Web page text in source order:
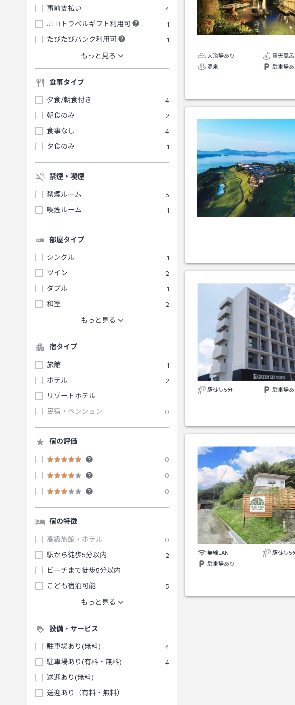
事前支払い
4
JTBトラベルギフト利用可
1
たびたびバンク利用可
1
もっと見る
食事タイプ
夕食/朝食付き
4
朝食のみ
2
食事なし
4
夕食のみ
1
禁煙・喫煙
禁煙ルーム
5
喫煙ルーム
1
部屋タイプ
シングル
1
ツイン
2
ダブル
1
和室
2
もっと見る
宿タイプ
旅館
1
ホテル
2
リゾートホテル
民宿・ペンション
0
宿の評価
0
0
0
宿の特徴
高級旅館・ホテル
0
駅から徒歩5分以内
2
ビーチまで徒歩5分以内
こども宿泊可能
5
もっと見る
設備・サービス
駐車場あり(無料)
4
駐車場あり(有料・無料)
4
送迎あり(無料)
送迎あり（有料・無料）
大浴場あり
露天風呂
温泉
駐車場あ
駅徒歩5分 駐車場あ
無線LAN
駅徒歩5
駐車場あり